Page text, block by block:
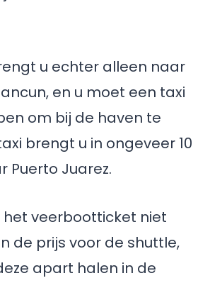
u echter alleen naar
en u moet een taxi
om bij de haven te
brengt u in ongeveer 10
Puerto Juarez.
het veerbootticket niet
de prijs voor de shuttle,
apart halen in de